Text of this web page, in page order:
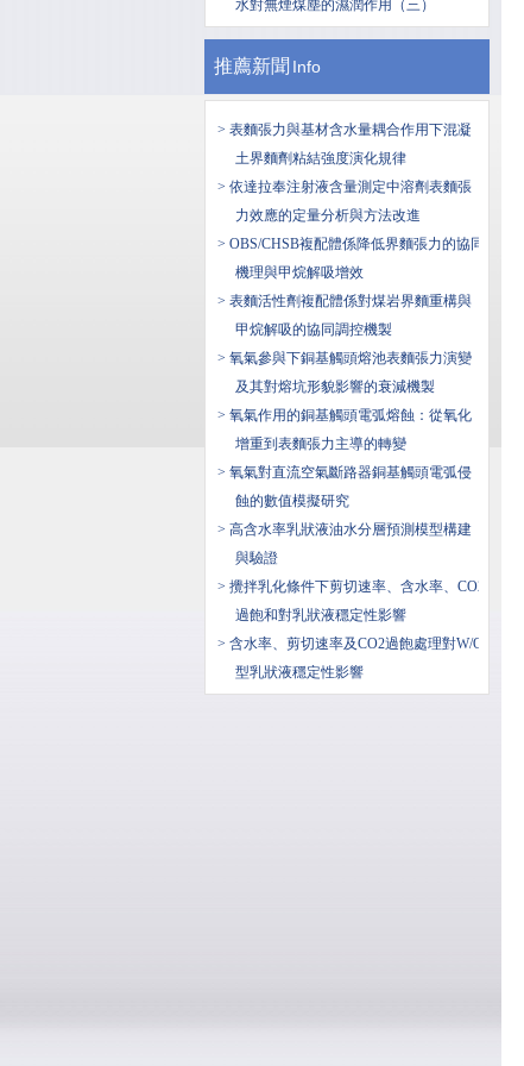
水對無煙煤塵的濕潤作用（三）
推薦新聞 Info
> 表麵張力與基材含水量耦合作用下混凝
土界麵劑粘結強度演化規律
> 依達拉奉注射液含量測定中溶劑表麵張
力效應的定量分析與方法改進
> OBS/CHSB複配體係降低界麵張力的協同
機理與甲烷解吸增效
> 表麵活性劑複配體係對煤岩界麵重構與
甲烷解吸的協同調控機製
> 氧氣參與下銅基觸頭熔池表麵張力演變
及其對熔坑形貌影響的衰減機製
> 氧氣作用的銅基觸頭電弧熔蝕：從氧化
增重到表麵張力主導的轉變
> 氧氣對直流空氣斷路器銅基觸頭電弧侵
蝕的數值模擬研究
> 高含水率乳狀液油水分層預測模型構建
與驗證
> 攪拌乳化條件下剪切速率、含水率、CO2
過飽和對乳狀液穩定性影響
> 含水率、剪切速率及CO2過飽處理對W/O
型乳狀液穩定性影響